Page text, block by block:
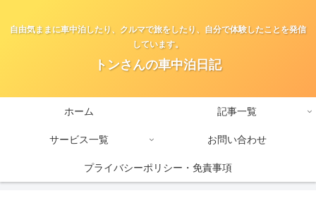
自由気ままに車中泊したり、クルマで旅をしたり、自分で体験したことを発信
しています。
トンさんの車中泊日記
ホーム 記事一覧
サービス一覧 お問い合わせ
プライバシーポリシー・免責事項